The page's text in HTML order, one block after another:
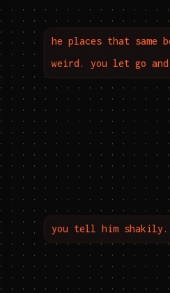
he places that same
weird. you let go
you tell him